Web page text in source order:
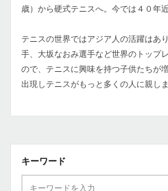
歳）から硬式テニスへ。今では４０年
テニスの世界ではアジア人の活躍はあ
手、大坂なおみ選手など世界のトップ
ので、テニスに興味を持つ子供たちが
出現しテニスがもっと多くの人に親し
キーワード